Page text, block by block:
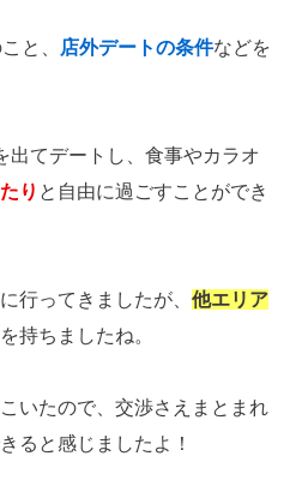
と、 店外デートの条件などを
出てデートし、食事やカラオ
り と自由に過ごすことができ
行ってきましたが、 他エリア
持ちましたね。
いたので、交渉さえまとまれ
ると感じましたよ！